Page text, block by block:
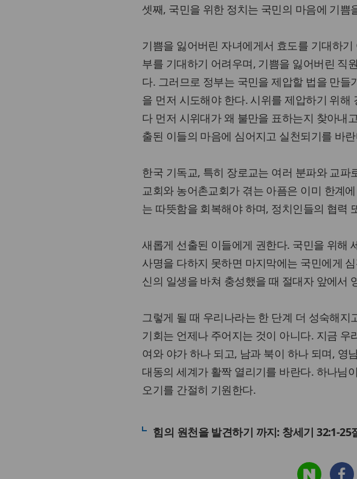
셋째, 국민을 위한 정치는 국민의 마음에 기쁨
기쁨을 잃어버린 자녀에게서 효도를 기대하
부를 기대하기 어려우며, 기쁨을 잃어버린 직
다. 그러므로 정부는 국민을 제압할 법을 만
을 먼저 시도해야 한다. 시위를 제압하기 위
다 먼저 시위대가 왜 불만을 표하는지 찾아내
출된 이들의 마음에 심어지고 실천되기를 바
한국 기독교, 특히 장로교는 여러 분파와 교
교회와 농어촌교회가 겪는 아픔은 이미 한계
는 따뜻함을 회복해야 하며, 정치인들의 협력
새롭게 선출된 이들에게 권한다. 국민을 위해
사명을 다하지 못하면 마지막에는 국민에게
신의 일생을 바쳐 충성했을 때 절대자 앞에서
그렇게 될 때 우리나라는 한 단계 더 성숙해
기회는 언제나 주어지는 것이 아니다. 지금
여와 야가 하나 되고, 남과 북이 하나 되며, 영
대동의 세계가 활짝 열리기를 바란다. 하나님
오기를 간절히 기원한다.
힘의 원천을 발견하기 까지: 창세기 32:1-25